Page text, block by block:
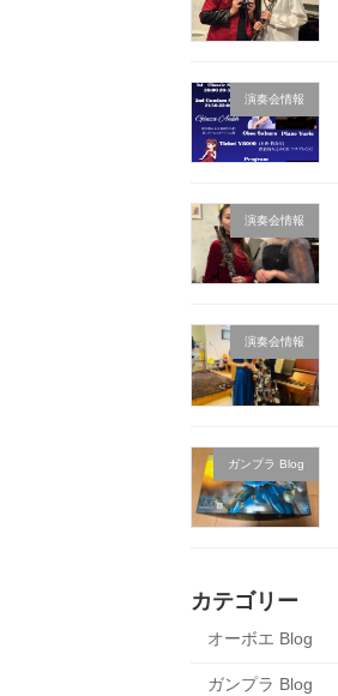
演奏会情報
演奏会情報
演奏会情報
ガンプラ Blog
カテゴリー
オーボエ Blog
ガンプラ Blog